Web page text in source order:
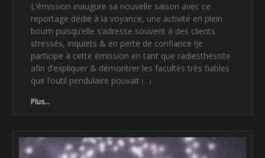
L’émission inaugure sa nouvelle saison avec ce
reportage dédié à la voyance, une activité en plein
boum puisqu’elle s’adresse souvent à des clients
stressés, inquiets & en perte de confiance !Je
participe à cette émission en tant que radiesthésiste
afin d’expliquer & démontrer les facultés très fiables
que l’outil pendulaire pouvait
Plus...